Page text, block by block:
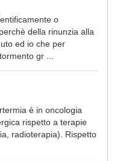
o
della rinunzia alla
ed io che per
gr ...
è in oncologia
rispetto a terapie
radioterapia). Rispetto